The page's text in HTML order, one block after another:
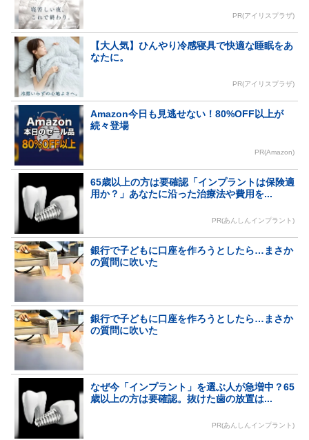
PR(アイリスプラザ)
【大人気】ひんやり冷感寝具で快適な睡眠をあ
なたに。
PR(アイリスプラザ)
Amazon今日も見逃せない！80%OFF以上が
続々登場
PR(Amazon)
65歳以上の方は要確認「インプラントは保険適
用か？」あなたに沿った治療法や費用を...
PR(あんしんインプラント)
銀行で子どもに口座を作ろうとしたら…まさか
の質問に吹いた
銀行で子どもに口座を作ろうとしたら…まさか
の質問に吹いた
なぜ今「インプラント」を選ぶ人が急増中？65
歳以上の方は要確認。抜けた歯の放置は...
PR(あんしんインプラント)